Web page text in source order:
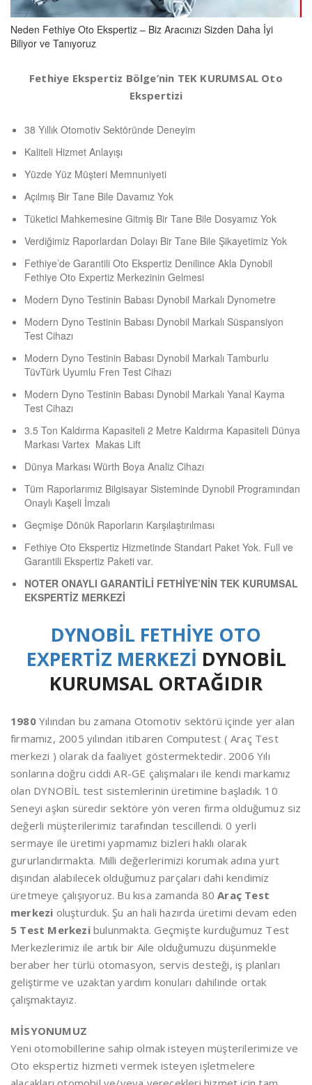
Neden Fethiye Oto Ekspertiz – Biz Aracınızı Sizden Daha İyi
Biliyor ve Tanıyoruz
Fethiye Ekspertiz Bölge’nin TEK KURUMSAL Oto
Ekspertizi
38 Yıllık Otomotiv Sektöründe Deneyim
Kaliteli Hizmet Anlayışı
Yüzde Yüz Müşteri Memnuniyeti
Açılmış Bir Tane Bile Davamız Yok
Tüketici Mahkemesine Gitmiş Bir Tane Bile Dosyamız Yok
Verdiğimiz Raporlardan Dolayı Bir Tane Bile Şikayetimiz Yok
Fethiye’de Garantili Oto Ekspertiz Denilince Akla Dynobil
Fethiye Oto Expertiz Merkezinin Gelmesi
Modern Dyno Testinin Babası Dynobil Markalı Dynometre
Modern Dyno Testinin Babası Dynobil Markalı Süspansiyon
Test Cihazı
Modern Dyno Testinin Babası Dynobil Markalı Tamburlu
TüvTürk Uyumlu Fren Test Cihazı
Modern Dyno Testinin Babası Dynobil Markalı Yanal Kayma
Test Cihazı
3.5 Ton Kaldırma Kapasiteli 2 Metre Kaldırma Kapasiteli Dünya
Markası Vartex Makas Lift
Dünya Markası Würth Boya Analiz Cihazı
Tüm Raporlarımız Bilgisayar Sisteminde Dynobil Programından
Onaylı Kaşeli İmzalı
Geçmişe Dönük Raporların Karşılaştırılması
Fethiye Oto Ekspertiz Hizmetinde Standart Paket Yok. Full ve
Garantili Ekspertiz Paketi var.
NOTER ONAYLI GARANTİLİ FETHİYE’NİN TEK KURUMSAL
EKSPERTİZ MERKEZİ
DYNOBİL FETHİYE OTO
EXPERTİZ MERKEZİ DYNOBİL
KURUMSAL ORTAĞIDIR
1980Yılından bu zamana Otomotiv sektörü içinde yer alan
firmamız, 2005 yılından itibaren Computest ( Araç Test
merkezi ) olarak da faaliyet göstermektedir. 2006 Yılı
sonlarına doğru ciddi AR-GE çalışmaları ile kendi markamız
olan DYNOBİL test sistemlerinin üretimine başladık. 10
Seneyi aşkın süredir sektöre yön veren firma olduğumuz siz
değerli müşterilerimiz tarafından tescillendi. 0 yerli
sermaye ile üretimi yapmamız bizleri haklı olarak
gururlandırmakta. Milli değerlerimizi korumak adına yurt
dışından alabilecek olduğumuz parçaları dahi kendimiz
üretmeye çalışıyoruz. Bu kısa zamanda 80 Araç Test
merkezi oluşturduk. Şu an hali hazırda üretimi devam eden
5 Test Merkezibulunmakta. Geçmişte kurduğumuz Test
Merkezlerimiz ile artık bir Aile olduğumuzu düşünmekle
beraber her türlü otomasyon, servis desteği, iş planları
geliştirme ve uzaktan yardım konuları dahilinde ortak
çalışmaktayız.
MİSYONUMUZ
Yeni otomobillerine sahip olmak isteyen müşterilerimize ve
Oto ekspertiz hizmeti vermek isteyen işletmelere